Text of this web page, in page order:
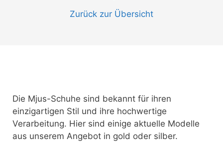
Zurück zur Übersicht
Die Mjus-Schuhe sind bekannt für ihren
einzigartigen Stil und ihre hochwertige
Verarbeitung. Hier sind einige aktuelle Modelle
aus unserem Angebot in gold oder silber.